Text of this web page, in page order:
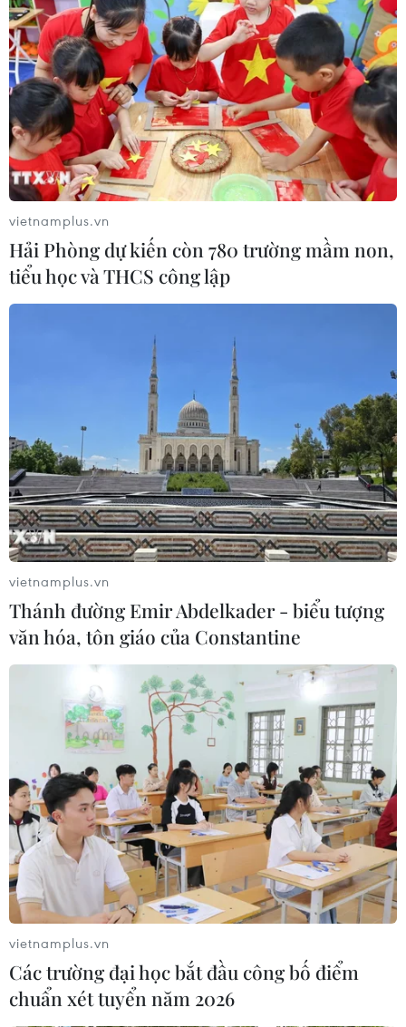
vietnamplus.vn
Hải Phòng dự kiến còn 780 trường mầm non,
tiểu học và THCS công lập
vietnamplus.vn
Thánh đường Emir Abdelkader - biểu tượng
văn hóa, tôn giáo của Constantine
vietnamplus.vn
Các trường đại học bắt đầu công bố điểm
chuẩn xét tuyển năm 2026